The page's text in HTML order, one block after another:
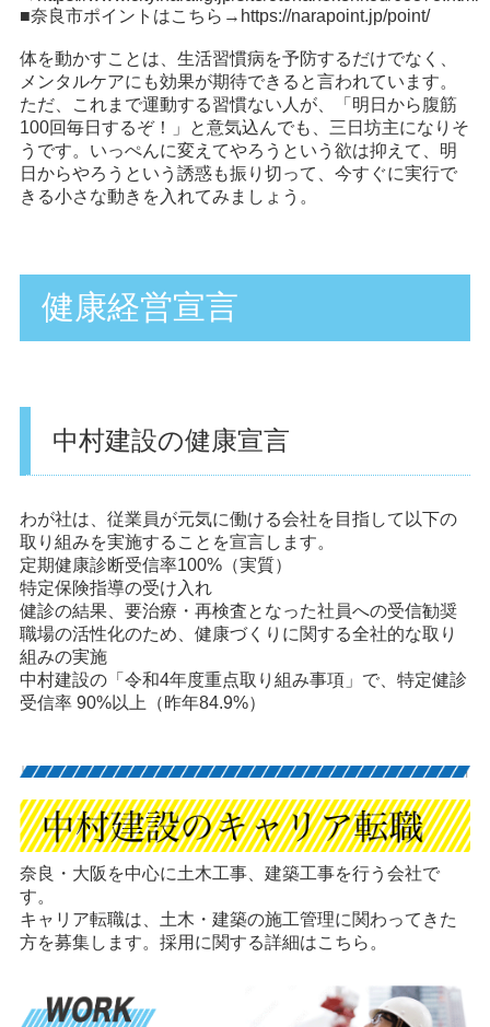
■奈良市ポイントはこちら→ https://narapoint.jp/point/
体を動かすことは、生活習慣病を予防するだけでなく、
メンタルケアにも効果が期待できると言われています。
ただ、これまで運動する習慣ない人が、「明日から腹筋
100回毎日するぞ！」と意気込んでも、三日坊主になりそ
うです。いっぺんに変えてやろうという欲は抑えて、明
日からやろうという誘惑も振り切って、今すぐに実行で
きる小さな動きを入れてみましょう。
健康経営宣言
中村建設の健康宣言
わが社は、従業員が元気に働ける会社を目指して以下の
取り組みを実施することを宣言します。
定期健康診断受信率100%（実質）
特定保険指導の受け入れ
健診の結果、要治療・再検査となった社員への受信勧奨
職場の活性化のため、健康づくりに関する全社的な取り
組みの実施
中村建設の「令和4年度重点取り組み事項」で、特定健診
受信率 90%以上（昨年84.9%）
奈良・大阪を中心に土木工事、建築工事を行う会社で
す。
キャリア転職は、土木・建築の施工管理に関わってきた
方を募集します。採用に関する詳細はこちら。